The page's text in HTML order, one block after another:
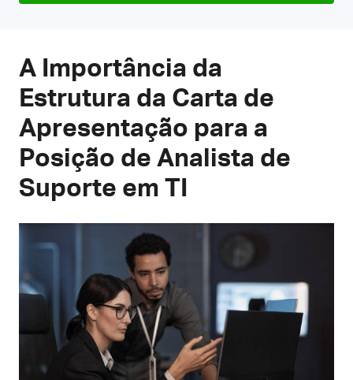
A Importância da
Estrutura da Carta de
Apresentação para a
Posição de Analista de
Suporte em TI